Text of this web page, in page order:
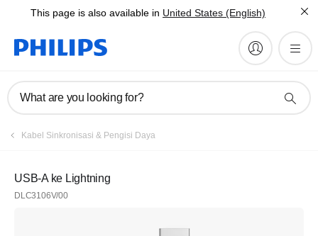
This page is also available in United States (English)
What are you looking for?
Kabel Sinkronisasi & Pengisi Daya
USB-A ke Lightning
DLC3106V/00